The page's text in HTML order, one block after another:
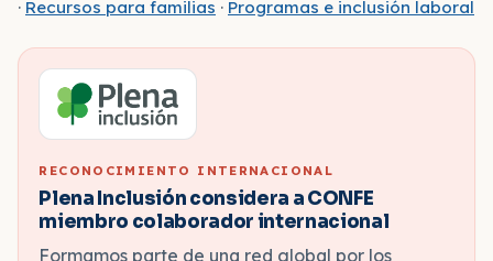
· Recursos para familias · Programas e inclusión laboral
RECONOCIMIENTO INTERNACIONAL
Plena Inclusión considera a CONFE
miembro colaborador internacional
Formamos parte de una red global por los